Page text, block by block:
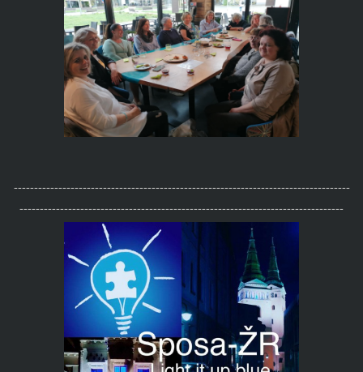
-----------------------------------------------------------------------------------
--------------------------------------------------------------------------------